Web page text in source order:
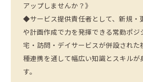
アップしませんか？》
◆サービス提供責任者として、新規・
や計画作成で力を発揮できる常勤ポジ
宅・訪問・デイサービスが併設された
種連携を通して幅広い知識とスキルが
す。